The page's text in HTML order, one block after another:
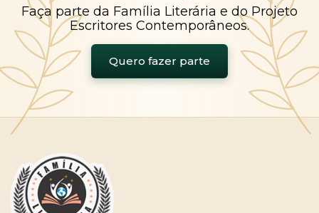
Faça parte da Família Literária e do Projeto
Escritores Contemporâneos.
Quero fazer parte